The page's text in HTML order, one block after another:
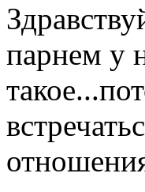
парнем у